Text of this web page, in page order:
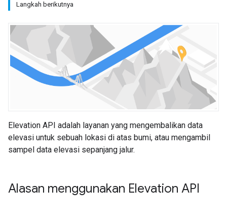
Langkah berikutnya
Elevation API adalah layanan yang mengembalikan data
elevasi untuk sebuah lokasi di atas bumi, atau mengambil
sampel data elevasi sepanjang jalur.
Alasan menggunakan Elevation API